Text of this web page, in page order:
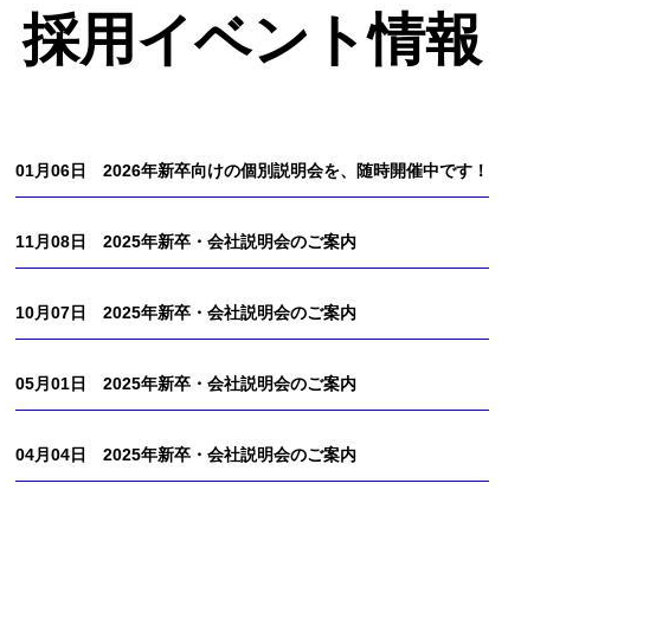
採用イベント情報
01月06日 2026年新卒向けの個別説明会を、随時開催中です！
11月08日 2025年新卒・会社説明会のご案内
10月07日 2025年新卒・会社説明会のご案内
05月01日 2025年新卒・会社説明会のご案内
04月04日 2025年新卒・会社説明会のご案内